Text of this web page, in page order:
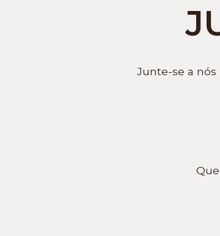
Junte-se a